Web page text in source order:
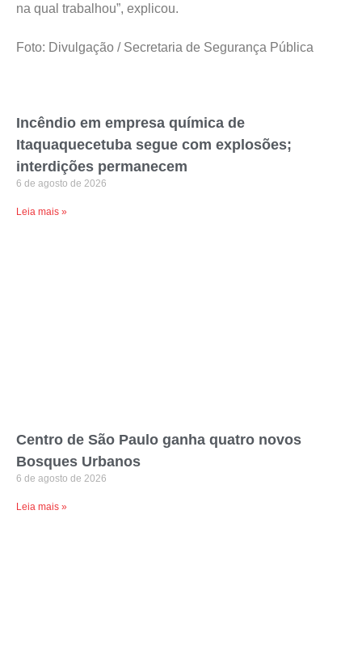
na qual trabalhou”, explicou.
Foto: Divulgação / Secretaria de Segurança Pública
Incêndio em empresa química de
Itaquaquecetuba segue com explosões;
interdições permanecem
6 de agosto de 2026
Leia mais »
Centro de São Paulo ganha quatro novos
Bosques Urbanos
6 de agosto de 2026
Leia mais »